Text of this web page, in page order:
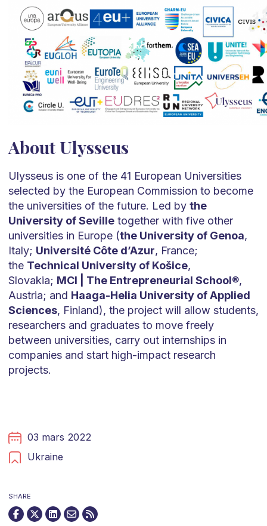
About Ulysseus
Ulysseus is one of the 41 European Universities
selected by the European Commission to become
the universities of the future. Led by the
University of Sevilletogether with five other
universities in Europe (the University of Genoa,
Italy; Université Côte d’Azur, France;
the Technical University of Košice,
Slovakia; MCI | The Entrepreneurial School®,
Austria; and Haaga-Helia University of Applied
Sciences, Finland), the project will allow students,
researchers and graduates to move freely
between universities, carry out internships in
companies and start high-impact research
projects.
03 mars 2022
Ukraine
SHARE